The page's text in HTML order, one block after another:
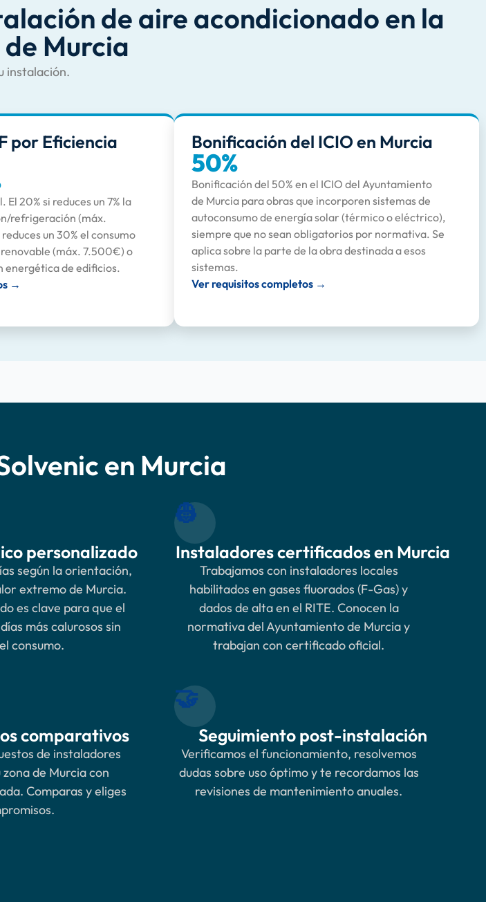
de aire acondicionado en la
de Murcia
instalación.
por Eficiencia
20% si reduces un 7% la
refrigeración (máx.
un 30% el consumo
(máx. 7.500€) o
energética de edificios.
→
Bonificación del ICIO en Murcia
50%
Bonificación del 50% en el ICIO del Ayuntamiento
de Murcia para obras que incorporen sistemas de
autoconsumo de energía solar (térmico o eléctrico),
siempre que no sean obligatorios por normativa. Se
aplica sobre la parte de la obra destinada a esos
sistemas.
Ver requisitos completos →
en Murcia
personalizado
según la orientación,
extremo de Murcia.
es clave para que el
más calurosos sin
consumo.
👷
Instaladores certificados en Murcia
Trabajamos con instaladores locales
habilitados en gases fluorados (F-Gas) y
dados de alta en el RITE. Conocen la
normativa del Ayuntamiento de Murcia y
trabajan con certificado oficial.
comparativos
de instaladores
de Murcia con
Comparas y eliges
🤝
Seguimiento post-instalación
Verificamos el funcionamiento, resolvemos
dudas sobre uso óptimo y te recordamos las
revisiones de mantenimiento anuales.